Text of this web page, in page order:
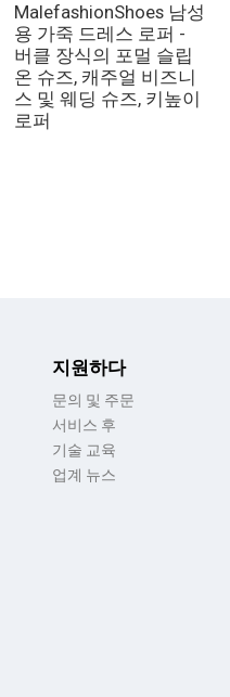
MalefashionShoes 남성
용 가죽 드레스 로퍼 -
버클 장식의 포멀 슬립
온 슈즈, 캐주얼 비즈니
스 및 웨딩 슈즈, 키높이
로퍼
지원하다
문의 및 주문
서비스 후
기술 교육
업계 뉴스